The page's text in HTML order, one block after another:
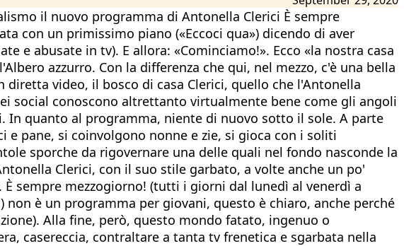
il nuovo programma di Antonella Clerici È sempre
con un primissimo piano («Eccoci qua») dicendo di aver
e abusate in tv). E allora: «Cominciamo!». Ecco «la nostra casa
azzurro. Con la differenza che qui, nel mezzo, c'è una bella
video, il bosco di casa Clerici, quello che l'Antonella
social conoscono altrettanto virtualmente bene come gli angoli
In quanto al programma, niente di nuovo sotto il sole. A parte
pane, si coinvolgono nonne e zie, si gioca con i soliti
sporche da rigovernare una delle quali nel fondo nasconde la
Clerici, con il suo stile garbato, a volte anche un po'
sempre mezzogiorno! (tutti i giorni dal lunedì al venerdì a
è un programma per giovani, questo è chiaro, anche perché
Alla fine, però, questo mondo fatato, ingenuo o
casereccia, contraltare a tanta tv frenetica e sgarbata nella